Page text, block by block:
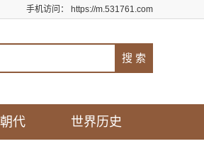
手机访问： https://m.531761.com
代 世界历史